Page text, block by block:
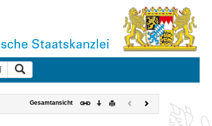
Suche zurücksetzen
Gesamtansicht Download
DruckenVorherigesNächstes
Dokument